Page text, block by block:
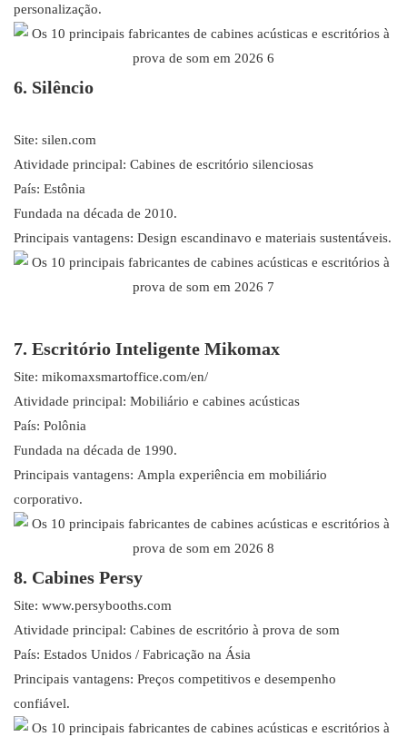
personalização.
6. Silêncio
Site: silen.com
Atividade principal: Cabines de escritório silenciosas
País: Estônia
Fundada na década de 2010.
Principais vantagens: Design escandinavo e materiais sustentáveis.
7. Escritório Inteligente Mikomax
Site: mikomaxsmartoffice.com/en/
Atividade principal: Mobiliário e cabines acústicas
País: Polônia
Fundada na década de 1990.
Principais vantagens: Ampla experiência em mobiliário
corporativo.
8. Cabines Persy
Site: www.persybooths.com
Atividade principal: Cabines de escritório à prova de som
País: Estados Unidos / Fabricação na Ásia
Principais vantagens: Preços competitivos e desempenho
confiável.